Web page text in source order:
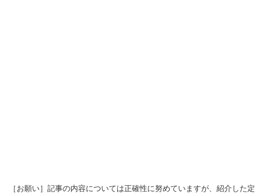
［お願い］記事の内容については正確性に努めていますが、紹介した定